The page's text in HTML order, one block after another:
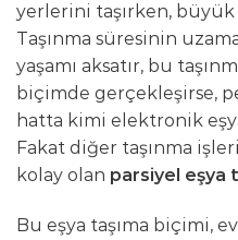
yerlerini taşırken,
Taşınma süresinin
yaşamı aksatır, bu
biçimde gerçekleşirse,
hatta kimi elektronik
Fakat diğer taşınma
kolay olan parsiyel eşya
Bu eşya taşıma biçimi,